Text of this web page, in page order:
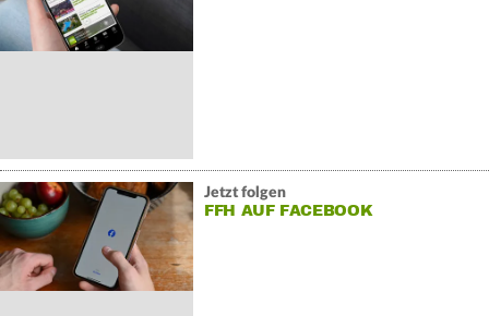
Jetzt folgen
FFH AUF FACEBOOK